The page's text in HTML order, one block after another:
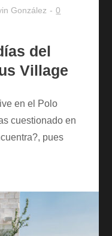
González
0
del
Village
en el Polo
cuestionado en
pues